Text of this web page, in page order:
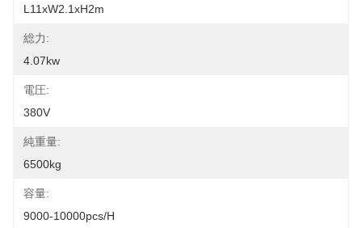
L11xW2.1xH2m
総力:
4.07kw
電圧:
380V
純重量:
6500kg
容量:
9000-10000pcs/h